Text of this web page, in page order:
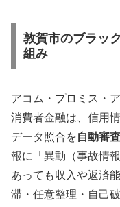
敦賀市のブラッ
組み
アコム・プロミス・
消費者金融は、信用
データ照合を自動審
報に「異動（事故情
あっても収入や返済
滞・任意整理・自己